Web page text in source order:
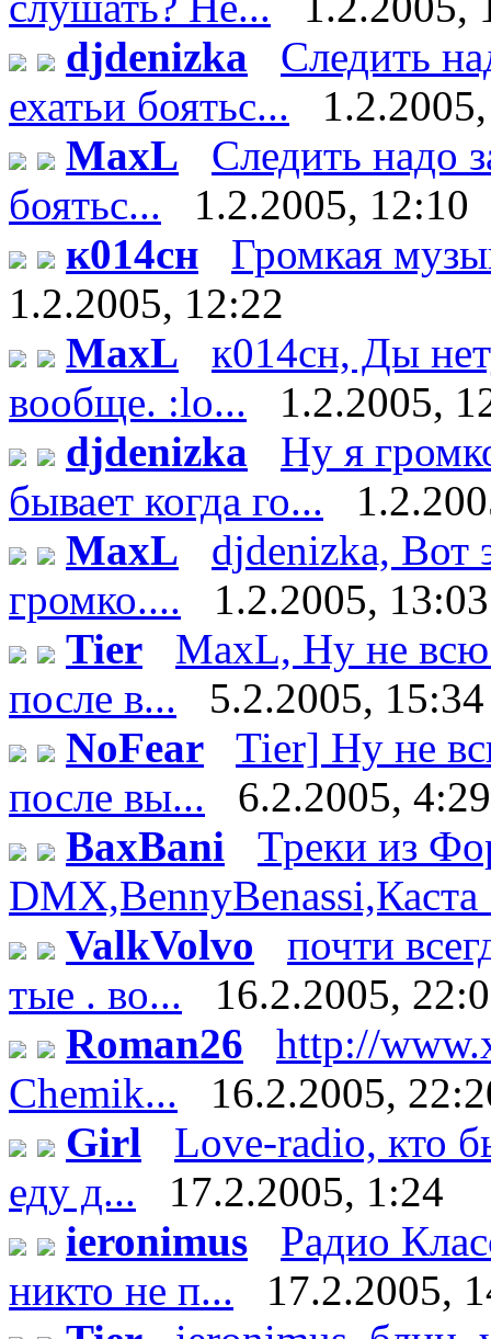
djdenizka
Следить
ехатьи боятьс...
MaxL
Следить надо
боятьс...
1.2.2005, 12:10
к014сн
Громкая
1.2.2005, 12:22
MaxL
к014сн, Ды
вообще. :lo...
1.2.2005,
djdenizka
Ну я
бывает когда го...
MaxL
djdenizka, Вот
громко....
1.2.2005, 13:03
Tier
MaxL, Ну не всю
после в...
5.2.2005, 15:34
NoFear
Tier] Ну не
после вы...
6.2.2005, 4:29
BaxBani
Треки из
DMX,BennyBenassi,Каста
ValkVolvo
почти
тые . во...
16.2.2005,
Roman26
http://
Chemik...
16.2.2005,
Girl
Love-radio, кто
еду д...
17.2.2005, 1:24
ieronimus
Радио
никто не п...
17.2.2005,